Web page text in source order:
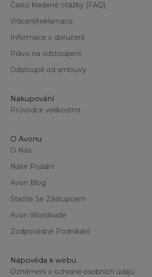
Často kladené otázky (FAQ)
Vrácení/reklamace
Informace o doručení
Právo na odstoupení
Odstoupit od smlouvy
Nakupování
Průvodce velikostmi
O Avonu
O Nás
Naše Poslání
Avon Blog
Staňte Se Zástupcem
Avon Worldwide
Zodpovědné Podnikání
Nápověda k webu
Oznámení o ochraně osobních údajů